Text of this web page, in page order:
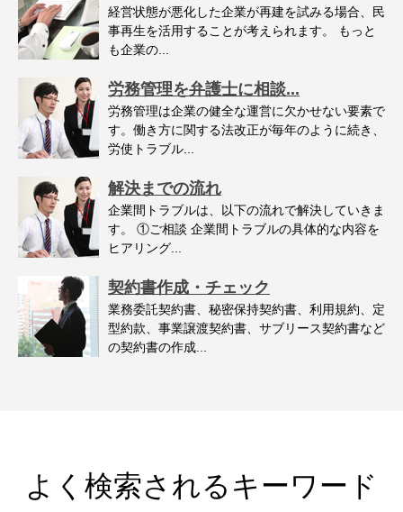
経営状態が悪化した企業が再建を試みる場合、民
事再生を活用することが考えられます。 もっと
も企業の...
労務管理を弁護士に相談...
労務管理は企業の健全な運営に欠かせない要素で
す。働き方に関する法改正が毎年のように続き、
労使トラブル...
解決までの流れ
企業間トラブルは、以下の流れで解決していきま
す。 ①ご相談 企業間トラブルの具体的な内容を
ヒアリング...
契約書作成・チェック
業務委託契約書、秘密保持契約書、利用規約、定
型約款、事業譲渡契約書、サブリース契約書など
の契約書の作成...
よく検索されるキーワード